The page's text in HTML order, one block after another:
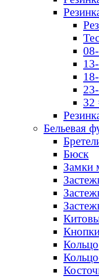
32
Бельевая
Бюск
Замки
Кольцо